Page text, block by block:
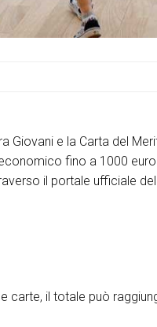
Giovani e la Carta del
fino a 1000
il portale ufficiale
carte, il totale può